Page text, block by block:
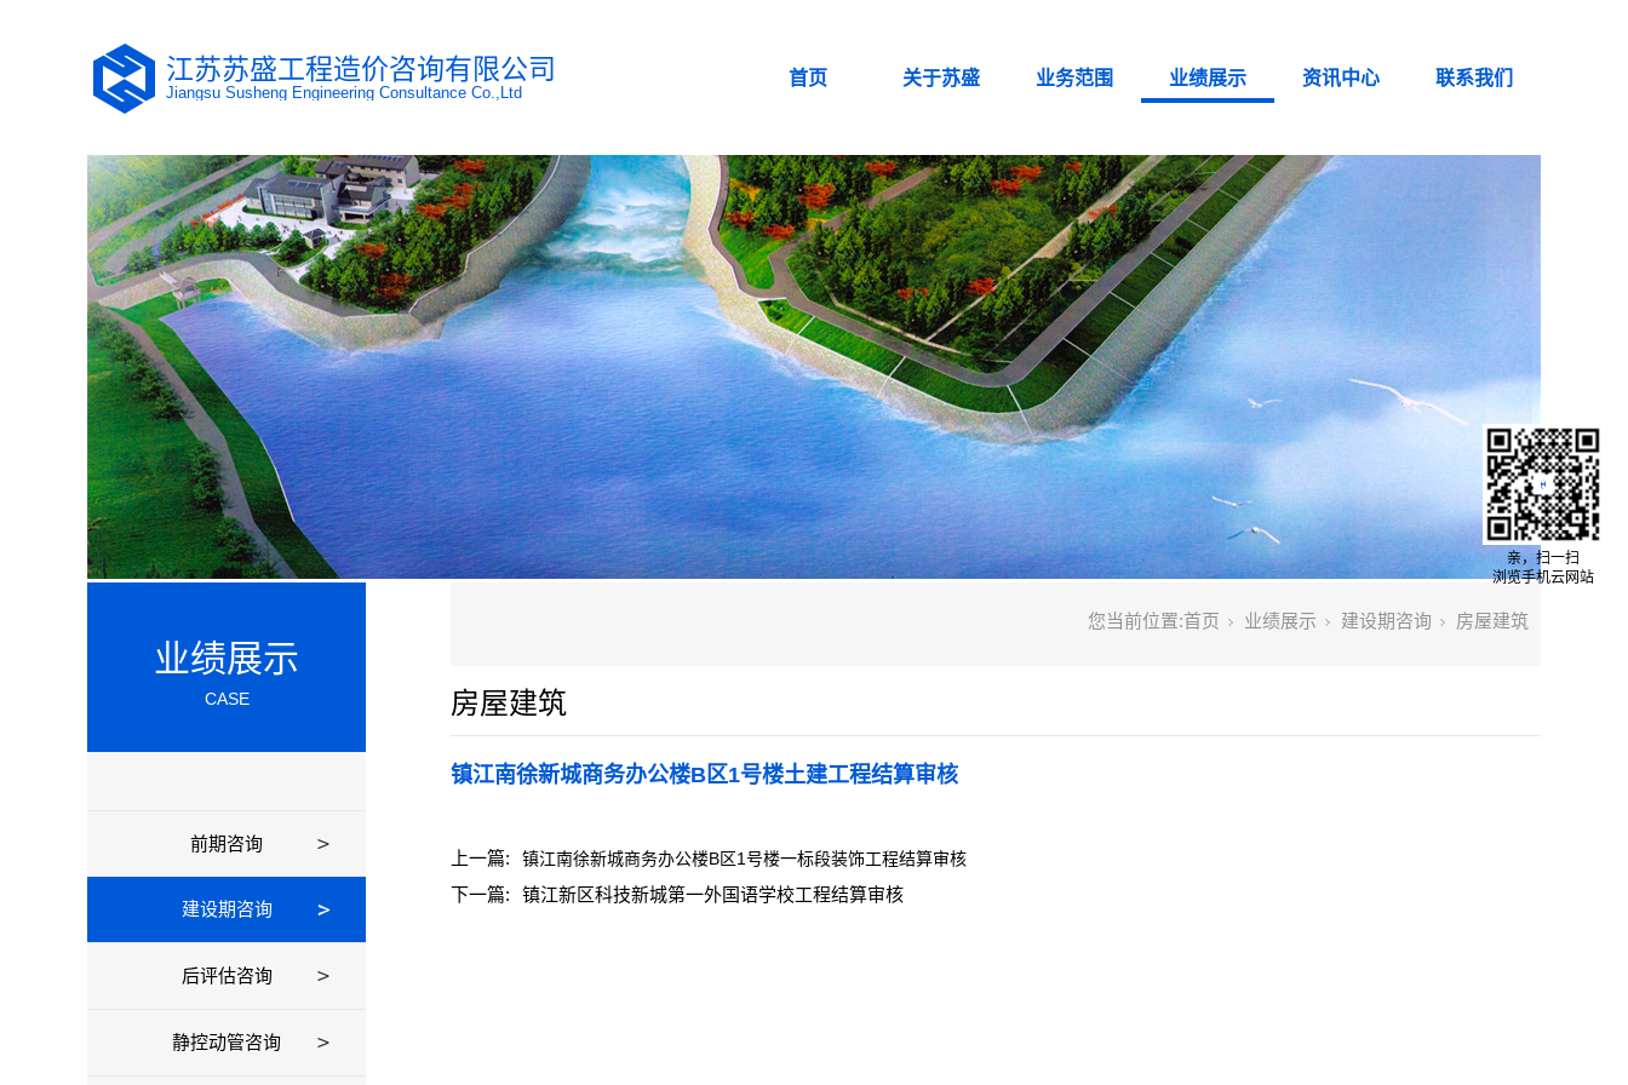
江苏苏盛工程造价咨询有限公司
Jiangsu Susheng Engineering Consultance Co.,Ltd
首页 关于苏盛 业务范围 业绩展示 资讯中心 联系我们
业绩展示
CASE
前期咨询
建设期咨询
后评估咨询
静控动管咨询
您当前位置:首页 业绩展示 建设期咨询 房屋建筑
房屋建筑
镇江南徐新城商务办公楼B区1号楼土建工程结算审核
上一篇: 镇江南徐新城商务办公楼B区1号楼一标段装饰工程结算审核
下一篇: 镇江新区科技新城第一外国语学校工程结算审核
亲，扫一扫
浏览手机云网站